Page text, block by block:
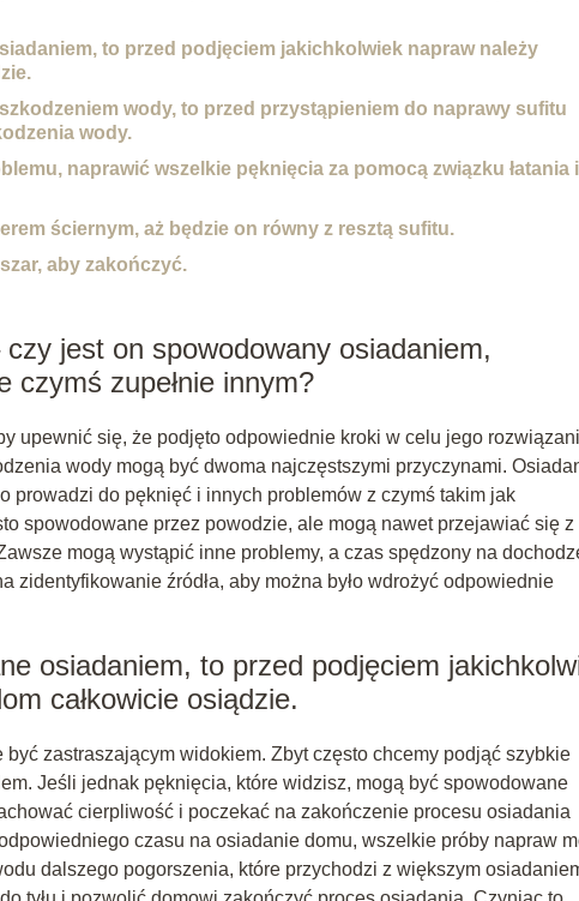
to przed podjęciem jakichkolwiek napraw należy
wody, to przed przystąpieniem do naprawy sufitu
wody.
naprawić wszelkie pęknięcia za pomocą związku łatania i
ściernym, aż będzie on równy z resztą sufitu.
aby zakończyć.
jest on spowodowany osiadaniem,
czymś zupełnie innym?
upewnić się, że podjęto odpowiednie kroki w celu jego
wody mogą być dwoma najczęstszymi przyczynami.
prowadzi do pęknięć i innych problemów z czymś takim jak
spowodowane przez powodzie, ale mogą nawet przejawiać się z
mogą wystąpić inne problemy, a czas spędzony na
zidentyfikowanie źródła, aby można było wdrożyć odpowiednie
osiadaniem, to przed podjęciem
całkowicie osiądzie.
zastraszającym widokiem. Zbyt często chcemy podjąć szybkie
Jeśli jednak pęknięcia, które widzisz, mogą być spowodowane
cierpliwość i poczekać na zakończenie procesu osiadania
czasu na osiadanie domu, wszelkie próby napraw
dalszego pogorszenia, które przychodzi z większym